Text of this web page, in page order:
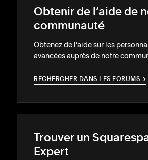
Obtenir de l’aide de
communauté
Obtenez de l’aide sur les
avancées auprès de notre
RECHERCHER DANS LES FORUMS→
→
Trouver un
Expert